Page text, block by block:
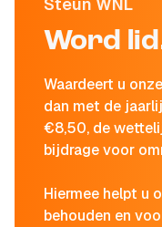
Steun WNL
Word
Waardeert u
dan met de
€8,50, de
bijdrage voor
Hiermee helpt u
behouden en